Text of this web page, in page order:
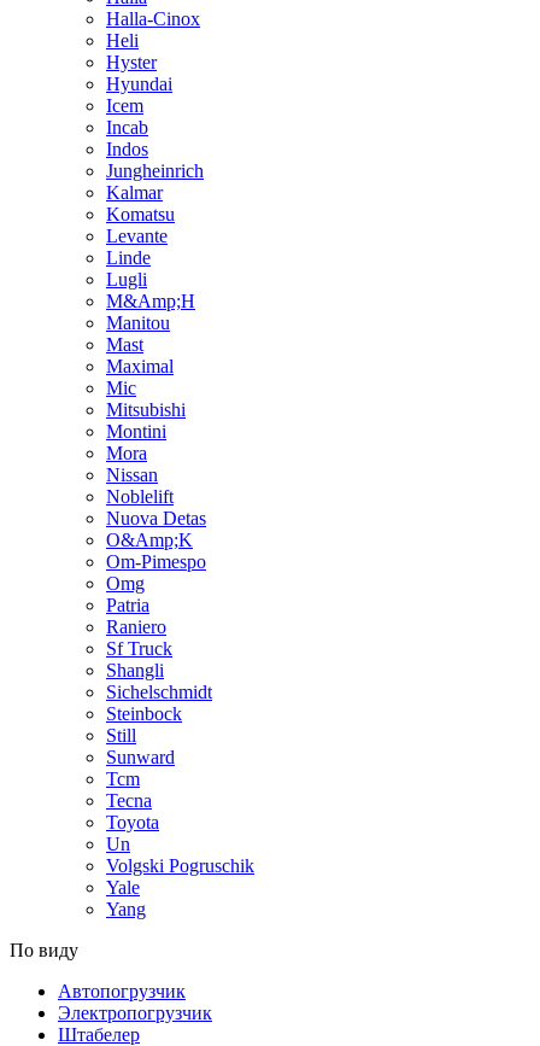
Halla-Cinox
Heli
Hyster
Hyundai
Icem
Incab
Indos
Jungheinrich
Kalmar
Komatsu
Levante
Linde
Lugli
M&Amp;H
Manitou
Mast
Maximal
Mic
Mitsubishi
Montini
Mora
Nissan
Noblelift
Nuova Detas
O&Amp;K
Om-Pimespo
Omg
Patria
Raniero
Sf Truck
Shangli
Sichelschmidt
Steinbock
Still
Sunward
Tcm
Tecna
Toyota
Un
Volgski Pogruschik
Yale
Yang
По виду
Автопогрузчик
Электропогрузчик
Штабелер